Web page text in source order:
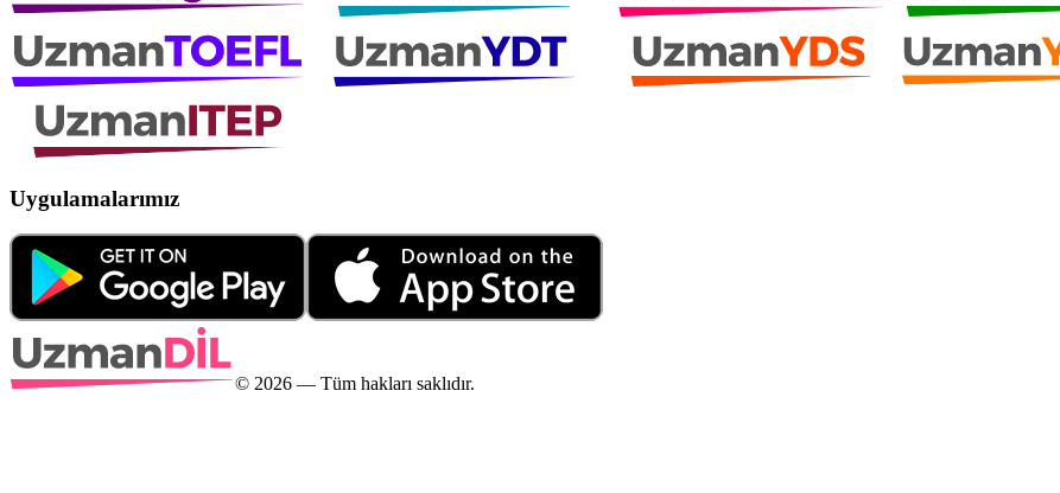
Uygulamalarımız
© 2026 — Tüm hakları saklıdır.